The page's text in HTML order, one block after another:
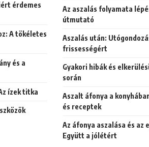
érdemes
A tökéletes
és a
ízek titka
Az aszalás folyamata
útmutató
Aszalás után:
frissességért
Gyakori hibák és
során
Aszalt áfonya a
és receptek
Az áfonya aszalása és az
Együtt a jólétért